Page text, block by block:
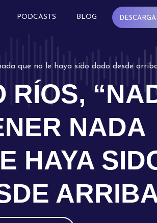
PODCASTS BLOG
que no le haya sido dado desde
RÍOS,
NADA
HAYA